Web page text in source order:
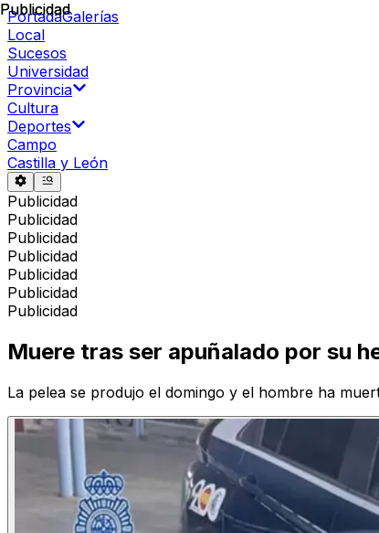
PortadaGalerías
Local
Sucesos
Universidad
Provincia
Cultura
Deportes
Campo
Castilla y León
Publicidad
Publicidad
Publicidad
Publicidad
Publicidad
Publicidad
Publicidad
Publicidad
Muere tras ser apuñalado por su
La pelea se produjo el domingo y el hombre ha
Publicidad